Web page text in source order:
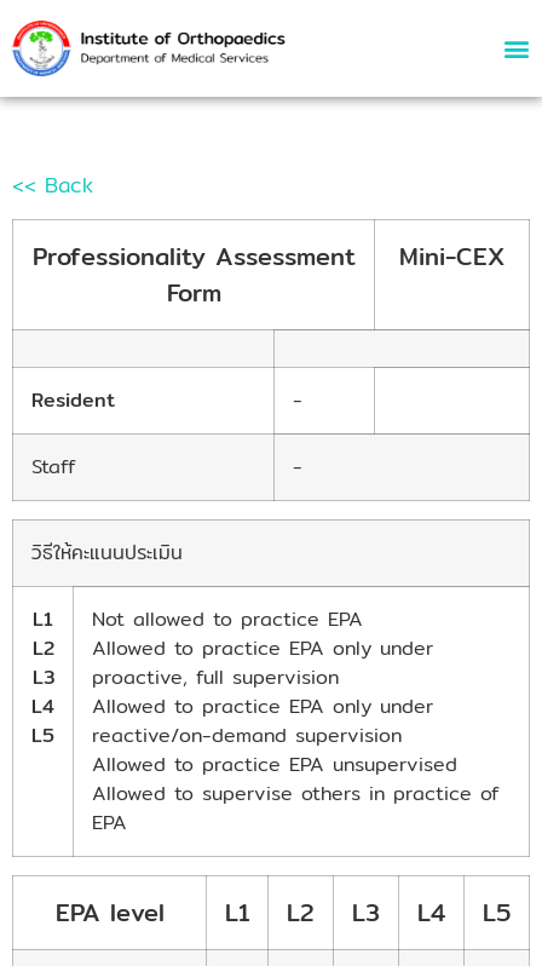
Mini-CEX
<< Back
Professionality Assessment
Form
Mini-CEX
Resident -
Staff -
วิธีให้คะแนนประเมิน
L1
L2
L3
L4
L5
Not allowed to practice EPA
Allowed to practice EPA only under
proactive, full supervision
Allowed to practice EPA only under
reactive/on-demand supervision
Allowed to practice EPA unsupervised
Allowed to supervise others in practice of
EPA
EPA level L1 L2 L3 L4 L5